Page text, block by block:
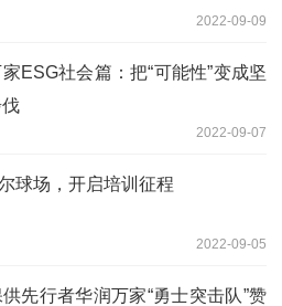
2022-09-09
ESG社会篇：把“可能性”变成坚
2022-09-07
球场，开启培训征程
2022-09-05
先行者华润万家“勇士突击队”赞